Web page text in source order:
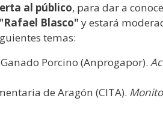
al público, para dar a
Blasco" y estará
temas:
Porcino (Anprogapor).
de Aragón (CITA).